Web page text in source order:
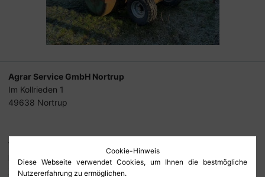
Agrar Service GmbH Nortrup
Im Kollrieden 1
49638 Nortrup
Tel.
Fax05436-90 30 918
info@lfg-nortrup.de
Cookie-Hinweis
Diese Webseite verwendet Cookies, um Ihnen die bestmögliche
Nutzererfahrung zu ermöglichen.